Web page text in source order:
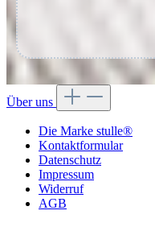
Über uns
Die Marke stulle®
Kontaktformular
Datenschutz
Impressum
Widerruf
AGB